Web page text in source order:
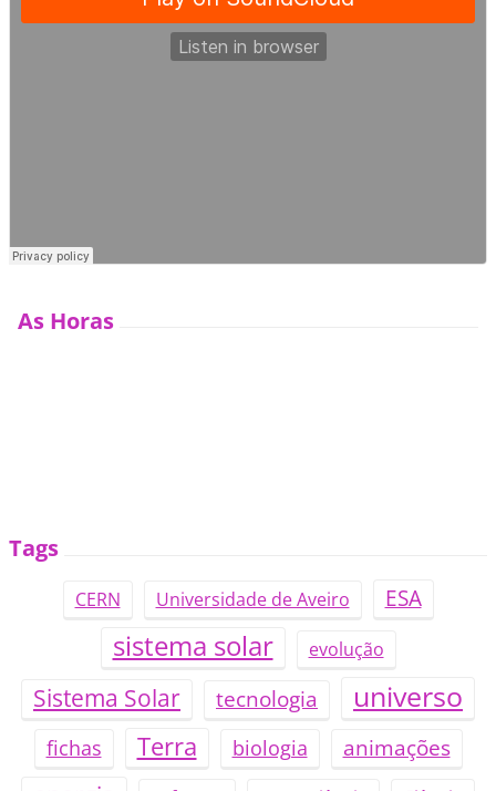
As Horas
Tags
CERN Universidade de Aveiro ESA
sistema solar evolução
Sistema Solar tecnologia universo
fichas Terra biologia animações